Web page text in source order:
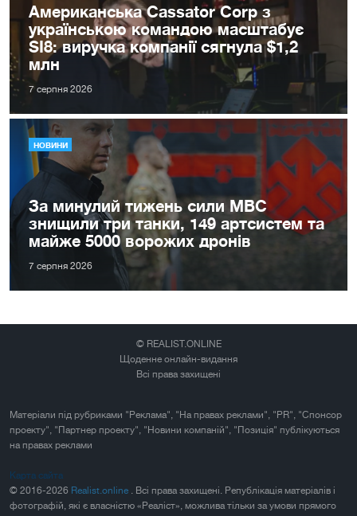
Американська Cassator Corp з
українською командою масштабує
SI8: виручка компанії сягнула $1,2
млн
7 серпня 2026
НОВИНИ
За минулий тижень сили МВС
знищили три танки, 149 артсистем та
майже 5000 ворожих дронів
7 серпня 2026
© REALIST.ONLINE
Щоденне онлайн-видання
Всі права захищені
Матеріали під рубриками "Реклама", "На правах реклами", "PR", "Спонсор
проекту", "Партнер проекту", "Новини компаній", "Позиція" публікуються
на правах реклами
Карта сайта
© 2016-2026 Realist.online . Всі права захищені. Републікація матеріалів і
фотографій, які є власністю «Реаліст», можлива тільки за умови прямого